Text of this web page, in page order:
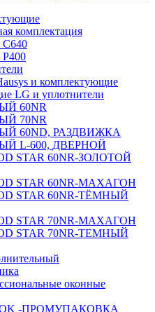
комплектация
C640
и комплектующие
LG и уплотнители
60NR
70NR
60ND, РАЗДВИЖКА
L-600, ДВЕРНОЙ
STAR 60NR-ЗОЛОТОЙ
STAR 60NR-МАХАГОН
STAR 60NR-ТЁМНЫЙ
STAR 70NR-МАХАГОН
STAR 70NR-ТЕМНЫЙ
оконные
-ПРОМУПАКОВКА